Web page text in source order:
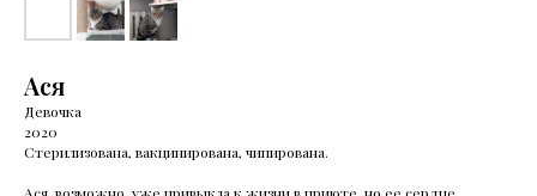
Ася
Девочка
2020
Стерилизована, вакцинирована, чипирована.